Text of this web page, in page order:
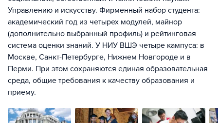
Управлению и искусству. Фирменный набор студента:
академический год из четырех модулей, майнор
(дополнительно выбранный профиль) и рейтинговая
система оценки знаний. У НИУ ВШЭ четыре кампуса: в
Москве, Санкт-Петербурге, Нижнем Новгороде и в
Перми. При этом сохраняются единая образовательная
среда, общие требования к качеству образования и
приему.